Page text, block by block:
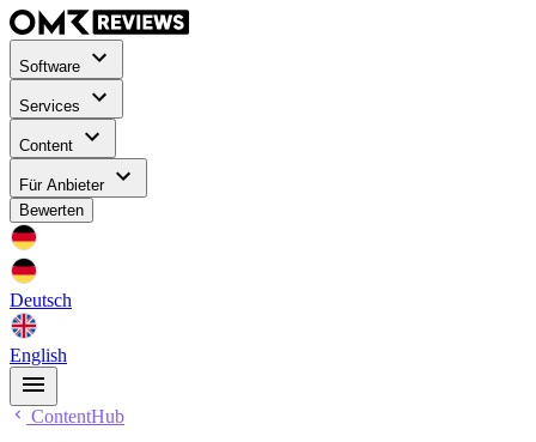
Software
Services
Content
Für Anbieter
Bewerten
Deutsch
English
ContentHub